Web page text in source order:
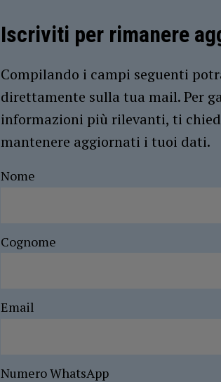
Iscriviti per rimanere
Compilando i campi seguenti
direttamente sulla tua mail. Per
informazioni più rilevanti, ti
mantenere aggiornati i tuoi dati.
Nome
Cognome
Email
Numero WhatsApp